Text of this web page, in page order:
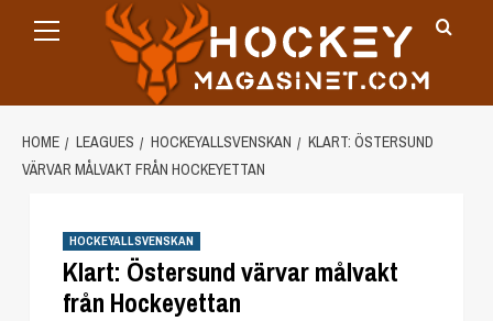
Menu
HOME LEAGUES HOCKEYALLSVENSKAN
KLART: ÖSTERSUND
VÄRVAR MÅLVAKT FRÅN HOCKEYETTAN
HOCKEYALLSVENSKAN
Klart: Östersund värvar målvakt
från Hockeyettan